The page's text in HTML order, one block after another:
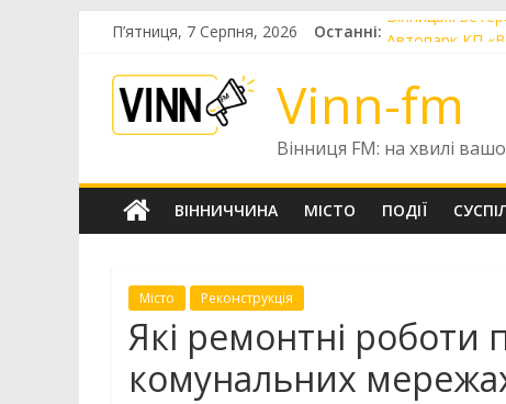
content
П’ятниця, 7 Серпня, 2026 Останні:
Вінницькі
«Цілодобова
Чотири
Vinn-fm
Вінниця FM: на хвилі
ВІННИЧЧИНА МІСТО ПОДІЇ
Місто Реконструкція
Які ремонтні роботи
комунальних